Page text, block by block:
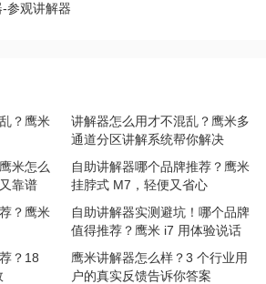
参观讲解器
？鹰米
讲解器怎么用才不混乱？鹰米多
通道分区讲解系统帮你解决
米怎么
靠谱
自助讲解器哪个品牌推荐？鹰米
挂脖式 M7，轻便又省心
？鹰米
自助讲解器实测避坑！哪个品牌
值得推荐？鹰米 i7 用体验说话
？18
鹰米讲解器怎么样？3 个行业用
户的真实反馈告诉你答案